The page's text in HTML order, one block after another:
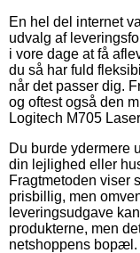
En hel del internet
udvalg af
i vore dage at få
du så har fuld
når det passer dig.
og oftest også den
Logitech M705
Du burde ydermere
din lejlighed eller
Fragtmetoden viser
prisbillig, men
leveringsudgave
produkterne, men
netshoppens bopæl.